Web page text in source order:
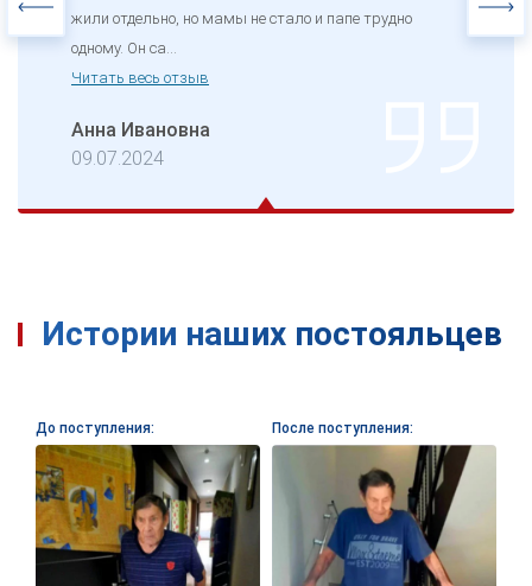
жили отдельно, но мамы не стало и папе трудно
одному. Он са...
Читать весь отзыв
Анна Ивановна
09.07.2024
Истории наших постояльцев
До поступления: После поступления: